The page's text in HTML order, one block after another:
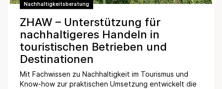
Nachhaltigkeitsberatung
ZHAW – Unterstützung für
nachhaltigeres Handeln in
touristischen Betrieben und
Destinationen
Mit Fachwissen zu Nachhaltigkeit im Tourismus und
Know-how zur praktischen Umsetzung entwickelt die